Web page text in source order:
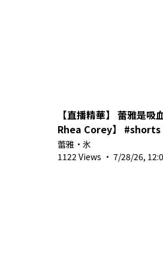
【直播精華】 蕾雅是吸
Rhea Corey】
蕾雅・氷
1122 Views · 7/28/26,